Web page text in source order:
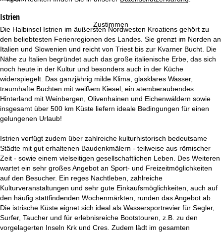
Zustimmen
Istrien
Die Halbinsel Istrien im äußersten Nordwesten Kroatiens gehört zu
den beliebtesten Ferienregionen des Landes. Sie grenzt im Norden an
Italien und Slowenien und reicht von Triest bis zur Kvarner Bucht. Die
Nähe zu Italien begründet auch das große italienische Erbe, das sich
noch heute in der Kultur und besonders auch in der Küche
widerspiegelt. Das ganzjährig milde Klima, glasklares Wasser,
traumhafte Buchten mit weißem Kiesel, ein atemberaubendes
Hinterland mit Weinbergen, Olivenhainen und Eichenwäldern sowie
insgesamt über 500 km Küste liefern ideale Bedingungen für einen
gelungenen Urlaub!
Istrien verfügt zudem über zahlreiche kulturhistorisch bedeutsame
Städte mit gut erhaltenen Baudenkmälern - teilweise aus römischer
Zeit - sowie einem vielseitigen gesellschaftlichen Leben. Des Weiteren
wartet ein sehr großes Angebot an Sport- und Freizeitmöglichkeiten
auf den Besucher. Ein reges Nachtleben, zahlreiche
Kulturveranstaltungen und sehr gute Einkaufsmöglichkeiten, auch auf
den häufig stattfindenden Wochenmärkten, runden das Angebot ab.
Die istrische Küste eignet sich ideal als Wassersportrevier für Segler,
Surfer, Taucher und für erlebnisreiche Bootstouren, z.B. zu den
vorgelagerten Inseln Krk und Cres. Zudem lädt im gesamten